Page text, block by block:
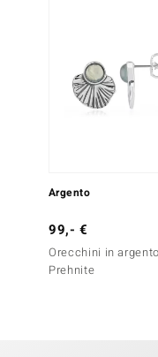
Argento
99,- €
Orecchini in
Prehnite